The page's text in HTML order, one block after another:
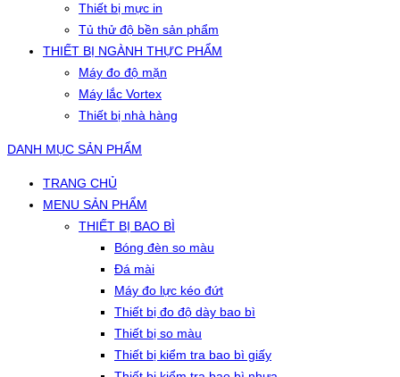
Thiết bị mực in
Tủ thử độ bền sản phẩm
THIẾT BỊ NGÀNH THỰC PHẨM
Máy đo độ mặn
Máy lắc Vortex
Thiết bị nhà hàng
DANH MỤC SẢN PHẨM
TRANG CHỦ
MENU SẢN PHẨM
THIẾT BỊ BAO BÌ
Bóng đèn so màu
Đá mài
Máy đo lực kéo đứt
Thiết bị đo độ dày bao bì
Thiết bị so màu
Thiết bị kiểm tra bao bì giấy